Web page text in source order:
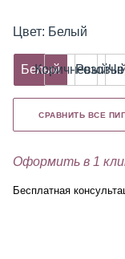
Цвет: Белый
Белый
Коричневый
СРАВНИТЬ ВСЕ
Оформить в 1
Бесплатная